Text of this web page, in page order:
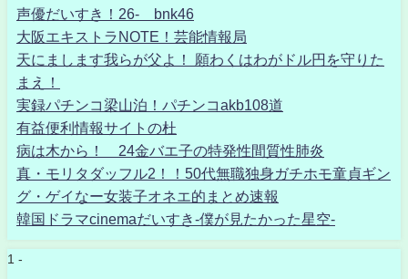
声優だいすき！26- bnk46
大阪エキストラNOTE！芸能情報局
天にまします我らが父よ！ 願わくはわがドル円を守りた
まえ！
実録パチンコ梁山泊！パチンコakb108道
有益便利情報サイトの杜
病は木から！ 24金バエ子の特発性間質性肺炎
真・モリタダッフル2！！50代無職独身ガチホモ童貞ギン
グ・ゲイなー女装子オネエ的まとめ速報
韓国ドラマcinemaだいすき-僕が見たかった星空-
1 -